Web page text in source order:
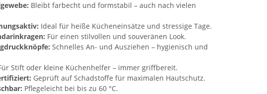
Bleibt farbecht und formstabil – auch nach vielen
Ideal für heiße Kücheneinsätze und stressige Tage.
Für einen stilvollen und souveränen Look.
Schnelles An- und Ausziehen – hygienisch und
Stift oder kleine Küchenhelfer – immer griffbereit.
Geprüft auf Schadstoffe für maximalen Hautschutz.
Pflegeleicht bei bis zu 60 °C.